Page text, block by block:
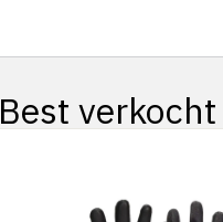
Best verkocht